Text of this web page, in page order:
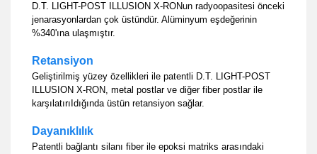
D.T. LIGHT-POST ILLUSION X-RONun radyoopasitesi önceki
jenarasyonlardan çok üstündür. Alüminyum eşdeğerinin
%340'ına ulaşmıştır.
Retansiyon
Geliştirilmiş yüzey özellikleri ile patentli D.T. LIGHT-POST
ILLUSION X-RON, metal postlar ve diğer fiber postlar ile
karşılatırıIdığında üstün retansiyon sağlar.
Dayanıklılık
Patentli bağlantı silanı fiber ile epoksi matriks arasındaki